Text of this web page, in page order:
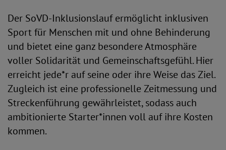
Der SoVD-Inklusionslauf ermöglicht inklusiven
Sport für Menschen mit und ohne Behinderung
und bietet eine ganz besondere Atmosphäre
voller Solidarität und Gemeinschaftsgefühl. Hier
erreicht jede*r auf seine oder ihre Weise das Ziel.
Zugleich ist eine professionelle Zeitmessung und
Streckenführung gewährleistet, sodass auch
ambitionierte Starter*innen voll auf ihre Kosten
kommen.